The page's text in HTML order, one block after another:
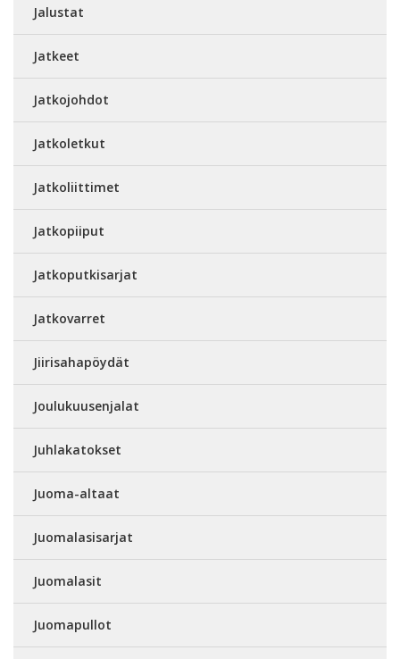
Jalustat
Jatkeet
Jatkojohdot
Jatkoletkut
Jatkoliittimet
Jatkopiiput
Jatkoputkisarjat
Jatkovarret
Jiirisahapöydät
Joulukuusenjalat
Juhlakatokset
Juoma-altaat
Juomalasisarjat
Juomalasit
Juomapullot